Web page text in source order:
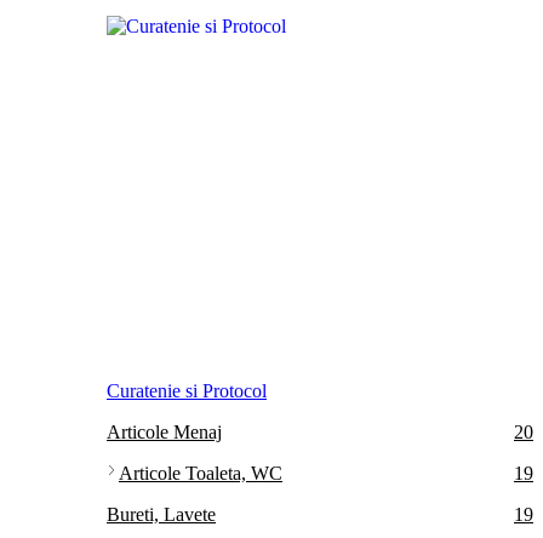
Curatenie si Protocol
Articole Menaj
20
Articole Toaleta, WC
19
Bureti, Lavete
19